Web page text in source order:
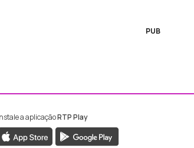
PUB
Madeira
RTP Madeira
a aplicaçãoRTP Play